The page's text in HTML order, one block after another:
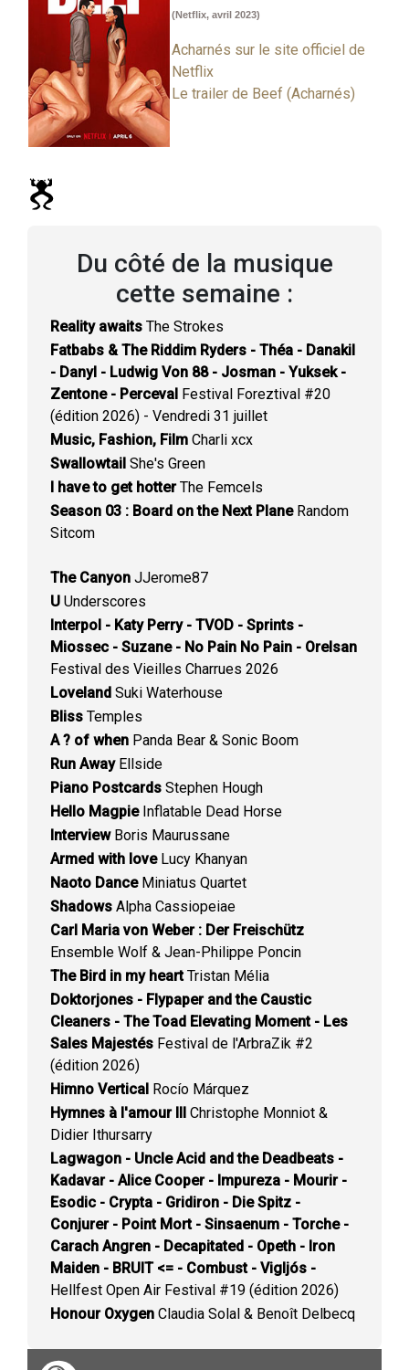
(Netflix, avril 2023)
Acharnés sur le site officiel de
Netflix
Le trailer de Beef (Acharnés)
Du côté de la musique
cette semaine :
Reality awaits The Strokes
Fatbabs & The Riddim Ryders - Théa - Danakil
- Danyl - Ludwig Von 88 - Josman - Yuksek -
Zentone - Perceval Festival Foreztival #20
(édition 2026) - Vendredi 31 juillet
Music, Fashion, Film Charli xcx
Swallowtail She's Green
I have to get hotterThe Femcels
Season 03 : Board on the Next PlaneRandom
Sitcom
The Canyon JJerome87
U Underscores
Interpol - Katy Perry - TVOD - Sprints -
Miossec - Suzane - No Pain No Pain - Orelsan
Festival des Vieilles Charrues 2026
Loveland Suki Waterhouse
Bliss Temples
A ? of when Panda Bear & Sonic Boom
Run AwayEllside
Piano Postcards Stephen Hough
Hello MagpieInflatable Dead Horse
InterviewBoris Maurussane
Armed with loveLucy Khanyan
Naoto DanceMiniatus Quartet
Shadows Alpha Cassiopeiae
Carl Maria von Weber : Der Freischütz
Ensemble Wolf & Jean-Philippe Poncin
The Bird in my heartTristan Mélia
Doktorjones - Flypaper and the Caustic
Cleaners - The Toad Elevating Moment - Les
Sales Majestés Festival de l'ArbraZik #2
(édition 2026)
Himno Vertical Rocío Márquez
Hymnes à l'amour III Christophe Monniot &
Didier Ithursarry
Lagwagon - Uncle Acid and the Deadbeats -
Kadavar - Alice Cooper - Impureza - Mourir -
Esodic - Crypta - Gridiron - Die Spitz -
Conjurer - Point Mort - Sinsaenum - Torche -
Carach Angren - Decapitated - Opeth - Iron
Maiden - BRUIT <= - Combust - Vigljós -
Hellfest Open Air Festival #19 (édition 2026)
Honour Oxygen Claudia Solal & Benoît Delbecq